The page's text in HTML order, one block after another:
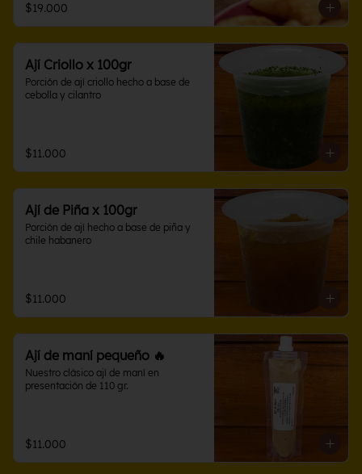
$19.000
Ají Criollo x 100gr
Porción de ají criollo hecho a base de
cebolla y cilantro
$11.000
Ají de Piña x 100gr
Porción de ají hecho a base de piña y
chile habanero
$11.000
Ají de maní pequeño 🔥
Nuestro clásico ají de maní en
presentación de 110 gr.
$11.000